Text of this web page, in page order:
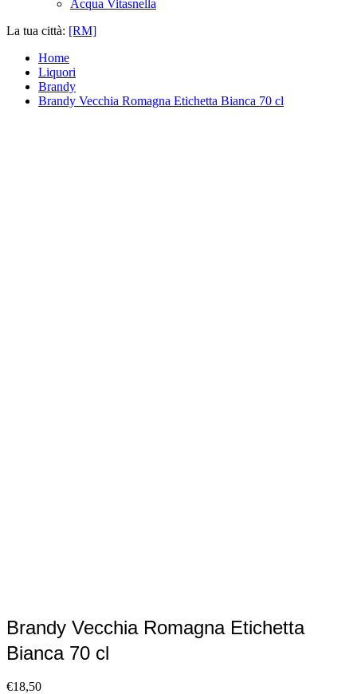
Acqua Vitasnella
La tua città: [RM]
Home
Liquori
Brandy
Brandy Vecchia Romagna Etichetta Bianca 70 cl
Brandy Vecchia Romagna Etichetta
Bianca 70 cl
€18,50